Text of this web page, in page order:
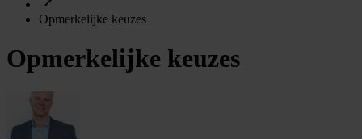
Opmerkelijke keuzes
Opmerkelijke keuzes